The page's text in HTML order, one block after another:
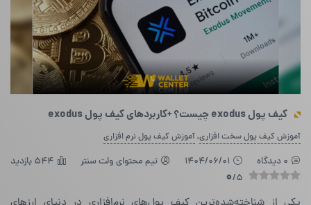
کیف پول exodus چیست؟ +کاربردهای کیف پول exodus
آموزش کیف پول سخت افزاری,آموزش کیف پول نرم افزاری
0 دیدگاه 1404/06/01 تیم محتوای ولت سنتر 544 بازدید
0/5